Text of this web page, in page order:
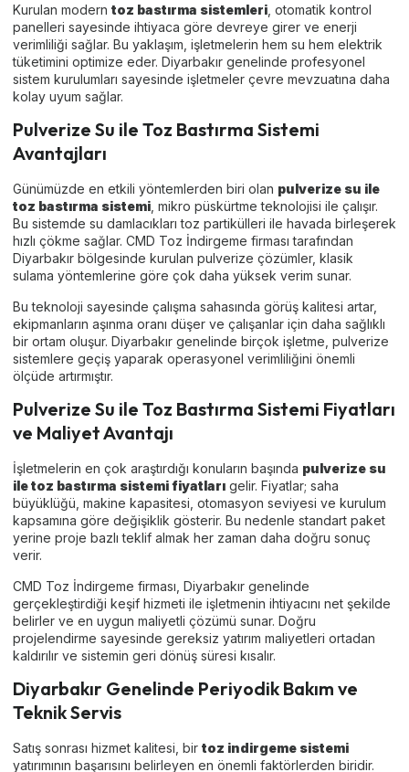
Kurulan modern toz bastırma sistemleri , otomatik kontrol
panelleri sayesinde ihtiyaca göre devreye girer ve enerji
verimliliği sağlar. Bu yaklaşım, işletmelerin hem su hem elektrik
tüketimini optimize eder. Diyarbakır genelinde profesyonel
sistem kurulumları sayesinde işletmeler çevre mevzuatına daha
kolay uyum sağlar.
Pulverize Su ile Toz Bastırma Sistemi
Avantajları
Günümüzde en etkili yöntemlerden biri olan pulverize su ile
toz bastırma sistemi , mikro püskürtme teknolojisi ile çalışır.
Bu sistemde su damlacıkları toz partikülleri ile havada birleşerek
hızlı çökme sağlar. CMD Toz İndirgeme firması tarafından
Diyarbakır bölgesinde kurulan pulverize çözümler, klasik
sulama yöntemlerine göre çok daha yüksek verim sunar.
Bu teknoloji sayesinde çalışma sahasında görüş kalitesi artar,
ekipmanların aşınma oranı düşer ve çalışanlar için daha sağlıklı
bir ortam oluşur. Diyarbakır genelinde birçok işletme, pulverize
sistemlere geçiş yaparak operasyonel verimliliğini önemli
ölçüde artırmıştır.
Pulverize Su ile Toz Bastırma Sistemi Fiyatları
ve Maliyet Avantajı
İşletmelerin en çok araştırdığı konuların başında pulverize su
ile toz bastırma sistemi fiyatları gelir. Fiyatlar; saha
büyüklüğü, makine kapasitesi, otomasyon seviyesi ve kurulum
kapsamına göre değişiklik gösterir. Bu nedenle standart paket
yerine proje bazlı teklif almak her zaman daha doğru sonuç
verir.
CMD Toz İndirgeme firması, Diyarbakır genelinde
gerçekleştirdiği keşif hizmeti ile işletmenin ihtiyacını net şekilde
belirler ve en uygun maliyetli çözümü sunar. Doğru
projelendirme sayesinde gereksiz yatırım maliyetleri ortadan
kaldırılır ve sistemin geri dönüş süresi kısalır.
Diyarbakır Genelinde Periyodik Bakım ve
Teknik Servis
Satış sonrası hizmet kalitesi, bir toz indirgeme sistemi
yatırımının başarısını belirleyen en önemli faktörlerden biridir.